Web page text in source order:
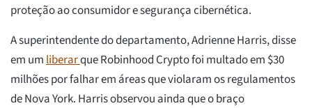
proteção ao consumidor e segurança cibernética.
A superintendente do departamento, Adrienne Harris, disse
em um liberarque Robinhood Crypto foi multado em $30
milhões por falhar em áreas que violaram os regulamentos
de Nova York. Harris observou ainda que o braço